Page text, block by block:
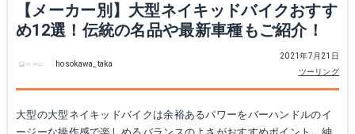
【メーカー別】大型ネイキッドバイクおすす
め12選！伝統の名品や最新車種もご紹介！
2021年7月21日
ツーリング
hosokawa_taka
大型の大型ネイキッドバイクは余裕あるパワーをバーハンドルのイ